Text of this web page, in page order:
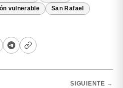
vulnerable San Rafael
SIGUIENTE →